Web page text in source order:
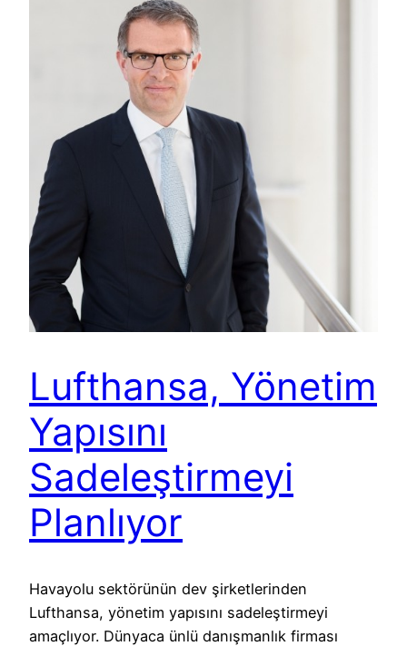
Lufthansa, Yönetim
Yapısını
Sadeleştirmeyi
Planlıyor
Havayolu sektörünün dev şirketlerinden
Lufthansa, yönetim yapısını sadeleştirmeyi
amaçlıyor. Dünyaca ünlü danışmanlık firması